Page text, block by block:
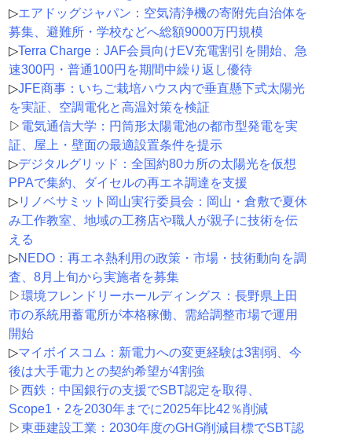
▷エアドッグジャパン：空気清浄機の寄附先自治体を
募集、避難所・学校などへ総額9000万円規模
▷Terra Charge：JAF会員向けEV充電割引を開始、急
速300円・普通100円を期間中繰り返し優待
▷JFE商事：いちご栽培ハウス内で垂直懸下式太陽光
を実証、空調電化と高温対策を検証
▷ 電気通信大学：円筒形太陽電池の都市型発電を実
証、屋上・壁面の最適設置条件を提示
▷デジタルグリッド：全国約80カ所の太陽光を仮想
PPAで集約、ダイセルの再エネ調達を支援
▷リノベサミット岡山実行委員会：岡山・倉敷で夏休
み工作教室、地域の工務店や職人が親子に技術を伝
える
▷NEDO：再エネ熱利用の政策・市場・技術動向を調
査、8月上旬から実施者を募集
▷環境フレンドリーホールディングス：長野県上田
市の系統用蓄電所が本格稼働、需給調整市場で運用
開始
▷マイボイスコム：新電力への変更経験は3割弱、今
後は大手電力との契約希望が4割強
▷西鉄：中国銀行の支援でSBT認定を取得、
Scope1・2を2030年までに2025年比42％削減
▷東亜建設工業：2030年度のGHG削減目標でSBT認